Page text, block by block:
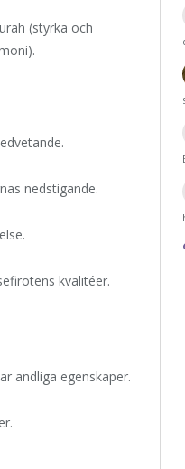
(styrka och
nedstigande.
kvalitéer.
andliga egenskaper.